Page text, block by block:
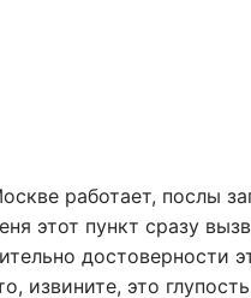
работает, послы
этот пункт сразу
достоверности
извините, это